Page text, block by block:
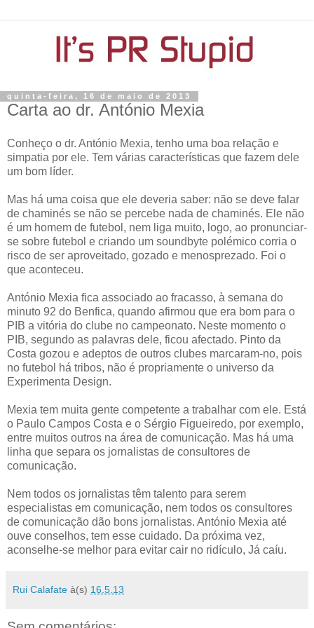
quinta-feira, 16 de maio de 2013
Carta ao dr. António Mexia
Conheço o dr. António Mexia, tenho uma boa relação e
simpatia por ele. Tem várias características que fazem dele
um bom líder.
Mas há uma coisa que ele deveria saber: não se deve falar
de chaminés se não se percebe nada de chaminés. Ele não
é um homem de futebol, nem liga muito, logo, ao pronunciar-
se sobre futebol e criando um soundbyte polémico corria o
risco de ser aproveitado, gozado e menosprezado. Foi o
que aconteceu.
António Mexia fica associado ao fracasso, à semana do
minuto 92 do Benfica, quando afirmou que era bom para o
PIB a vitória do clube no campeonato. Neste momento o
PIB, segundo as palavras dele, ficou afectado. Pinto da
Costa gozou e adeptos de outros clubes marcaram-no, pois
no futebol há tribos, não é propriamente o universo da
Experimenta Design.
Mexia tem muita gente competente a trabalhar com ele. Está
o Paulo Campos Costa e o Sérgio Figueiredo, por exemplo,
entre muitos outros na área de comunicação. Mas há uma
linha que separa os jornalistas de consultores de
comunicação.
Nem todos os jornalistas têm talento para serem
especialistas em comunicação, nem todos os consultores
de comunicação dão bons jornalistas. António Mexia até
ouve conselhos, tem esse cuidado. Da próxima vez,
aconselhe-se melhor para evitar cair no ridículo, Já caíu.
Rui Calafate à(s) 16.5.13